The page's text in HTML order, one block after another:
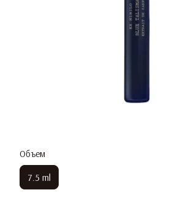
Объем
7.5 ml